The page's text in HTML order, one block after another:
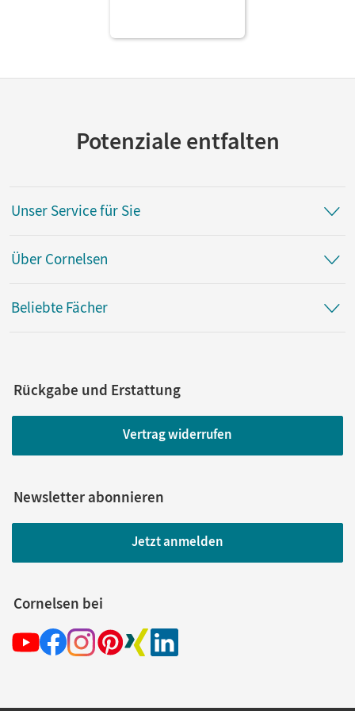
Potenziale entfalten
Unser Service für Sie
Über Cornelsen
Beliebte Fächer
Rückgabe und Erstattung
Vertrag widerrufen
Newsletter abonnieren
Jetzt anmelden
Cornelsen bei